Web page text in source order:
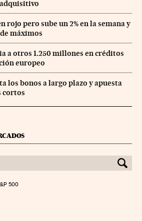
rojo pero sube un 2% en la semana y
máximos
a otros 1.250 millones en créditos
europeo
los bonos a largo plazo y apuesta
cortos
500